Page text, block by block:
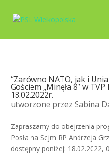
“Zarówno NATO, jak i
Gościem „Minęła 8” w
18.02.2022r.
utworzone przezSabina
Zapraszamy do obejrzenia
Posła na Sejm RP Andrzeja
dostępny poniżej: 18.02.2022,